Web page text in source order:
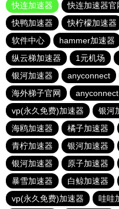
快连加速器
快连加速器官
快鸭加速器
快柠檬加速器
软件中心
hammer加速器
纵云梯加速器
1元机场
银河加速器
anyconnect
海外梯子官网
anyconnect
vp(永久免费)加速器
银河
海鸥加速器
橘子加速器
青柠加速器
银河加速器
银河加速器
原子加速器
暴雪加速器
白鲸加速器
vp(永久免费)加速器
哇哇